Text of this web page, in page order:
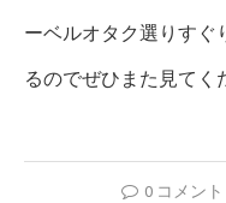
ーベルオタク選りすぐ
るのでぜひまた見てく
0 コメント